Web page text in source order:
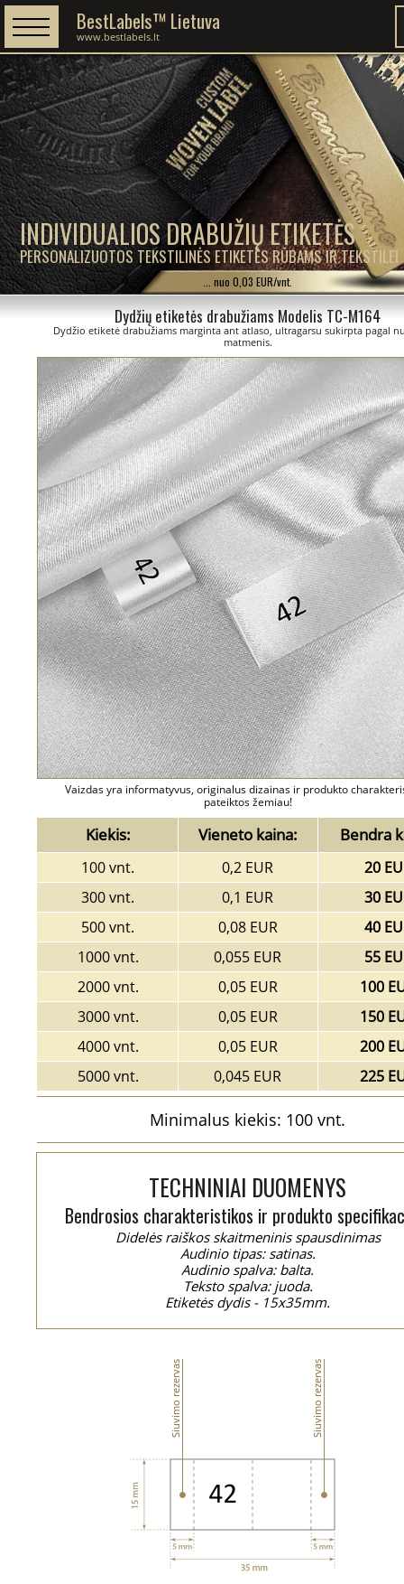
INDIVIDUALIOS DRABUŽIŲ ETIKETĖS
PERSONALIZUOTOS TEKSTILINĖS ETIKETĖS RŪBAMS IR TEKSTILEI
BestLabels™ Lietuva
www.bestlabels.lt
... nuo 0,03 EUR/vnt.
Dydžių etiketės drabužiams Modelis TC-M164
Dydžio etiketė drabužiams marginta ant atlaso, ultragarsu sukirpta pagal
matmenis.
Vaizdas yra informatyvus, originalus dizainas ir produkto
pateiktos žemiau!
Kiekis: Vieneto kaina: Bendra
100 vnt. 0,2 EUR
20
300 vnt.
0,1 EUR
30
500 vnt.
0,08 EUR
40
1000 vnt.
0,055 EUR
55
2000 vnt.
0,05 EUR
100
3000 vnt.
0,05 EUR
150
4000 vnt.
0,05 EUR
200
5000 vnt.
0,045 EUR 225
Minimalus kiekis: 100 vnt.
TECHNINIAI DUOMENYS
Bendrosios charakteristikos ir produkto
Didelės raiškos skaitmeninis spausdinimas
Audinio tipas: satinas.
Audinio spalva: balta.
Teksto spalva: juoda.
Etiketės dydis - 15x35mm.
Siuvimo rezervas Siuvimo rezervas